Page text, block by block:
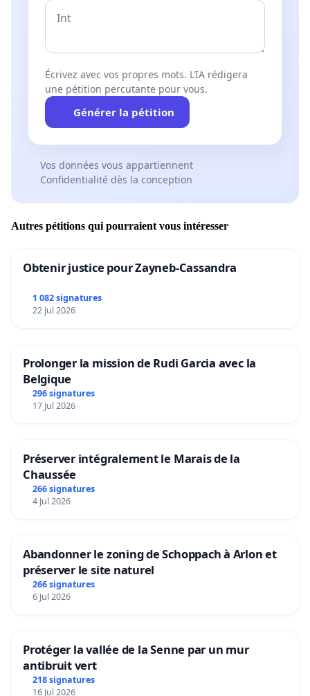
Écrivez avec vos propres mots. L’IA rédigera
une pétition percutante pour vous.
Générer la pétition
Vos données vous appartiennent
Confidentialité dès la conception
Autres pétitions qui pourraient vous intéresser
Obtenir justice pour Zayneb-Cassandra
1 082 signatures
22 Jul 2026
Prolonger la mission de Rudi Garcia avec la
Belgique
296 signatures
17 Jul 2026
Préserver intégralement le Marais de la
Chaussée
266 signatures
4 Jul 2026
Abandonner le zoning de Schoppach à Arlon et
préserver le site naturel
266 signatures
6 Jul 2026
Protéger la vallée de la Senne par un mur
antibruit vert
218 signatures
16 Jul 2026